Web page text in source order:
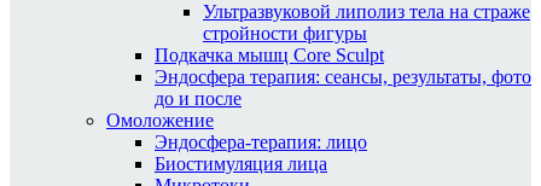
Ультразвуковой липолиз тела на страже
стройности фигуры
Подкачка мышц Core Sculpt
Эндосфера терапия: сеансы, результаты, фото
до и после
Омоложение
Эндосфера-терапия: лицо
Биостимуляция лица